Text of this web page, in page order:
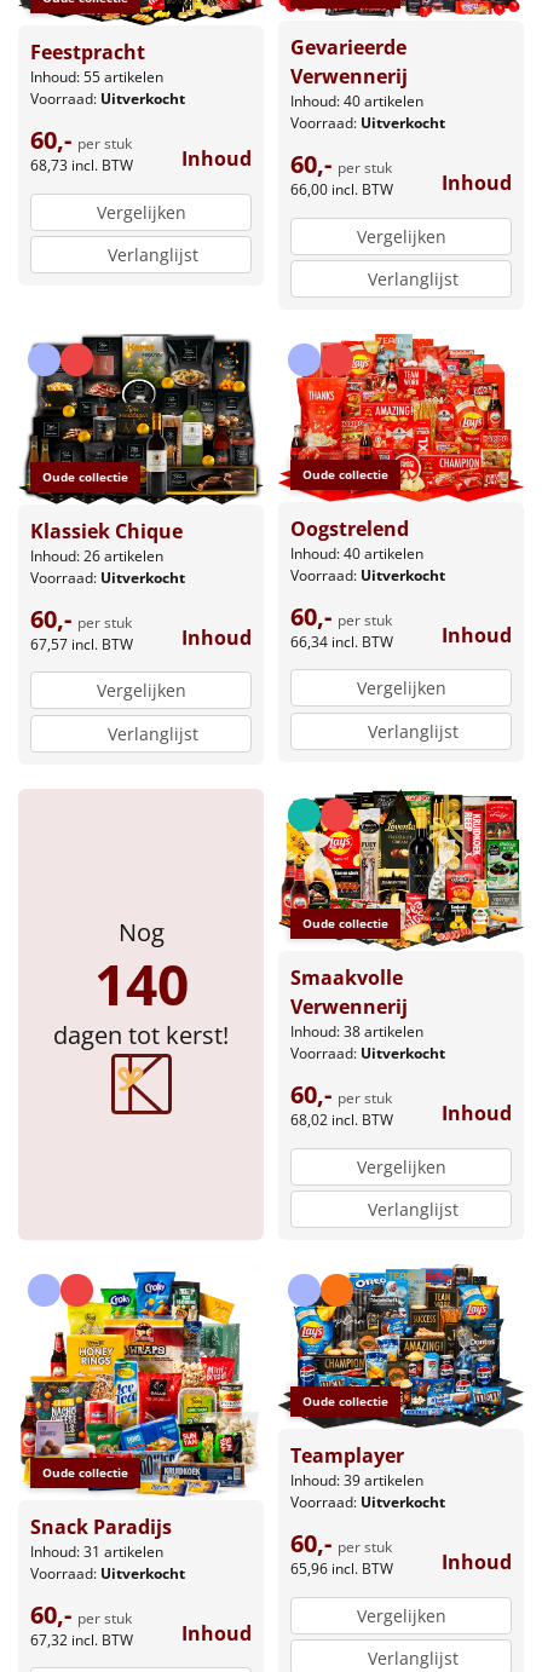
Feestpracht
Inhoud: 55 artikelen
Voorraad: Uitverkocht
60,- per stuk
68,73 incl. BTW Inhoud
Vergelijken
Verlanglijst
Gevarieerde
Verwennerij
Inhoud: 40 artikelen
Voorraad: Uitverkocht
60,- per stuk
66,00 incl. BTW Inhoud
Vergelijken
Verlanglijst
Oude collectie
Klassiek Chique
Inhoud: 26 artikelen
Voorraad: Uitverkocht
60,- per stuk
67,57 incl. BTW Inhoud
Vergelijken
Verlanglijst
Oude collectie
Oogstrelend
Inhoud: 40 artikelen
Voorraad: Uitverkocht
60,- per stuk
66,34 incl. BTW Inhoud
Vergelijken
Verlanglijst
Nog
140
dagen tot kerst!
Oude collectie
Smaakvolle
Verwennerij
Inhoud: 38 artikelen
Voorraad: Uitverkocht
60,- per stuk
68,02 incl. BTW Inhoud
Vergelijken
Verlanglijst
Oude collectie
Snack Paradijs
Inhoud: 31 artikelen
Voorraad: Uitverkocht
60,- per stuk
67,32 incl. BTW Inhoud
Oude collectie
Teamplayer
Inhoud: 39 artikelen
Voorraad: Uitverkocht
60,- per stuk
65,96 incl. BTW Inhoud
Vergelijken
Verlanglijst